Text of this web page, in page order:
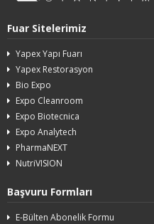
Fuar Sitelerimiz
Yapex Yapı Fuarı
Yapex Restorasyon
Bio Expo
Expo Cleanroom
Expo Biotecnica
Expo Analytech
PharmaNEXT
NutriVISION
Başvuru Formları
E-Bülten Abonelik Formu